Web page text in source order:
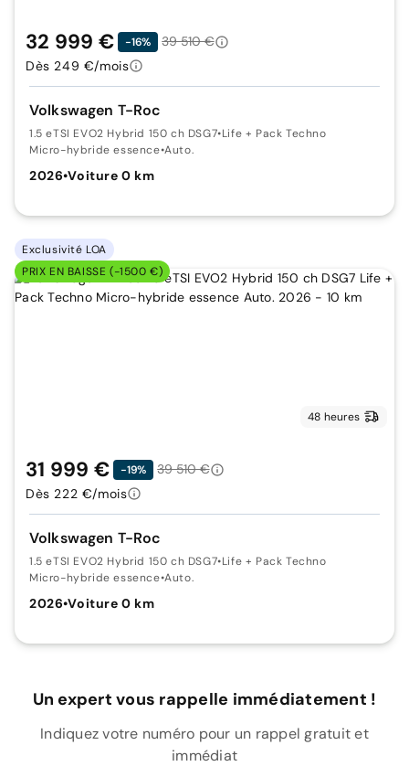
Volkswagen T-Roc
1.5 eTSI EVO2 Hybrid 150 ch DSG7•Life + Pack Techno
Micro-hybride essence•Auto.
2026•Voiture 0 km
32 999 € -16%
39 510 €
Dès 249 €/mois
Exclusivité LOA
PRIX EN BAISSE (-1500 €)
48 heures
Volkswagen T-Roc
1.5 eTSI EVO2 Hybrid 150 ch DSG7•Life + Pack Techno
Micro-hybride essence•Auto.
2026•Voiture 0 km
31 999 € -19%
39 510 €
Dès 222 €/mois
Un expert vous rappelle immédiatement !
Indiquez votre numéro pour un rappel gratuit et
immédiat